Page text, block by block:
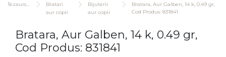
Inele
Bratari
Bratari
aur copii
Bijuterii
aur copii
Bratara, Aur Galben, 14 k, 0.49 gr,
Cod Produs: 831841
Bratara, Aur Galben, 14 k, 0.49 gr,
Cod Produs: 831841